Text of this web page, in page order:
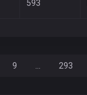
593
9 293